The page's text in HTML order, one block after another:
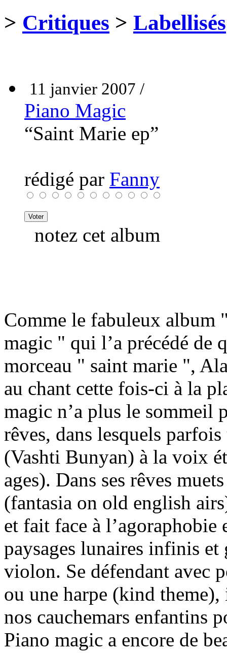
> Critiques > Labellisés
11 janvier 2007 /
Piano Magic
“Saint Marie ep”
rédigé par Fanny
notez cet album
Comme le fabuleux album
magic " qui l’a précédé de
morceau " saint marie ",
au chant cette fois-ci à la
magic n’a plus le sommeil
rêves, dans lesquels
(Vashti Bunyan) à la voix
ages). Dans ses rêves
(fantasia on old english
et fait face à l’agoraphobie
paysages lunaires infinis et
violon. Se défendant avec
ou une harpe (kind
nos cauchemars enfantins
Piano magic a encore de